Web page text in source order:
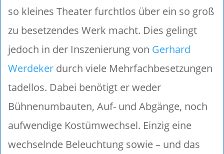
so kleines Theater furchtlos über ein so groß
zu besetzendes Werk macht. Dies gelingt
jedoch in der Inszenierung von Gerhard
Werdeker durch viele Mehrfachbesetzungen
tadellos. Dabei benötigt er weder
Bühnenumbauten, Auf- und Abgänge, noch
aufwendige Kostümwechsel. Einzig eine
wechselnde Beleuchtung sowie – und das